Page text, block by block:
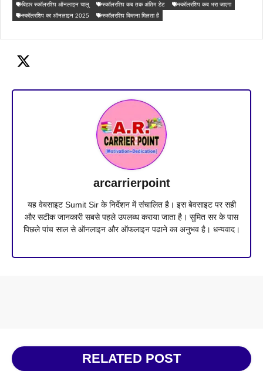
बिहार स्कॉलरशिप ऑनलाइन चालू
स्कॉलरशिप कब तक अंतिम डेट
स्कॉलरशिप कब भरा जाएगा
स्कॉलरशिप का ऑनलाइन 2025
स्कॉलरशिप कितना मिलता है
arcarrierpoint
यह वेबसाइट Sumit Sir के निर्देशन में संचालित है। इस बेवसाइट पर सही
और सटीक जानकारी सबसे पहले उपलब्ध कराया जाता है। सुमित सर के पास
पिछले पांच साल से ऑनलाइन और ऑफलाइन पढाने का अनुभव है। धन्यवाद।
RELATED POST